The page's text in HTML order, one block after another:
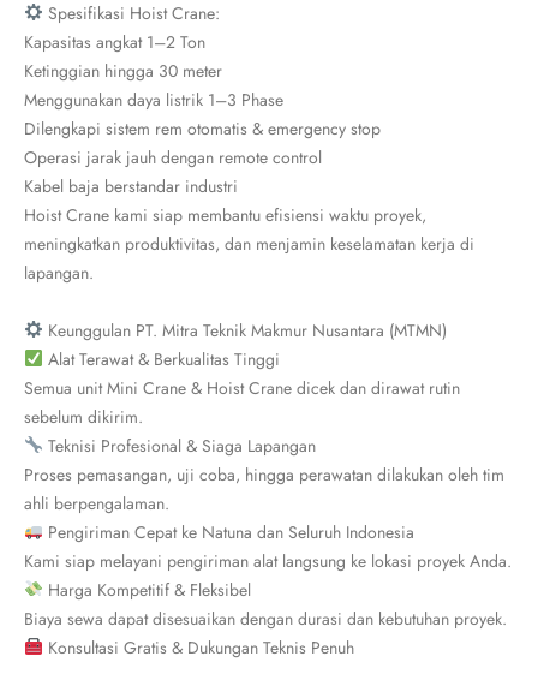
Spesifikasi Hoist Crane:
Kapasitas angkat 1–2 Ton
Ketinggian hingga 30 meter
Menggunakan daya listrik 1–3 Phase
Dilengkapi sistem rem otomatis & emergency stop
Operasi jarak jauh dengan remote control
Kabel baja berstandar industri
Hoist Crane kami siap membantu efisiensi waktu proyek,
meningkatkan produktivitas, dan menjamin keselamatan kerja di
lapangan.
Keunggulan PT. Mitra Teknik Makmur Nusantara (MTMN)
Alat Terawat & Berkualitas Tinggi
Semua unit Mini Crane & Hoist Crane dicek dan dirawat rutin
sebelum dikirim.
Teknisi Profesional & Siaga Lapangan
Proses pemasangan, uji coba, hingga perawatan dilakukan oleh tim
ahli berpengalaman.
Pengiriman Cepat ke Natuna dan Seluruh Indonesia
Kami siap melayani pengiriman alat langsung ke lokasi proyek Anda.
Harga Kompetitif & Fleksibel
Biaya sewa dapat disesuaikan dengan durasi dan kebutuhan proyek.
Konsultasi Gratis & Dukungan Teknis Penuh